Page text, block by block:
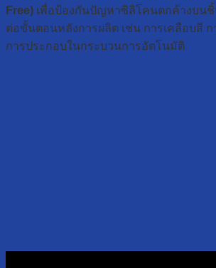
Free) เพื่อป้องกันปัญหาซิลิโคนตกค้างบนชิ้
ต่อขั้นตอนหลังการผลิต เช่น การเคลือบสี
การประกอบในกระบวนการอัตโนมัติ